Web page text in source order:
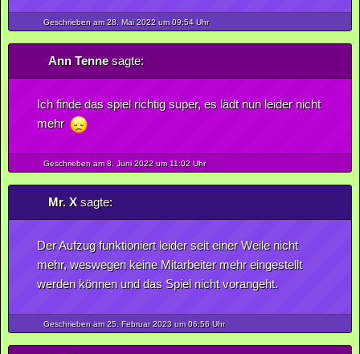
Geschrieben am 28. Mai2022um 09:54 Uhr
Ann Tennesagte:
Ich finde das spiel richtig super, es lädt nun leider nicht
mehr
Geschrieben am 8. Juni2022um 11:02 Uhr
Mr. Xsagte:
Der Aufzug funktioniert leider seit einer Weile nicht
mehr, weswegen keine Mitarbeiter mehr eingestellt
werden können und das Spiel nicht vorangeht.
Geschrieben am 25. Februar2023um 06:56 Uhr